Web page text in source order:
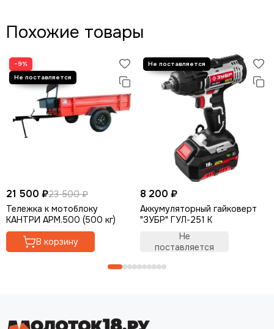
Похожие товары
−9%
21 500 ₽23 500 ₽
Тележка к мотоблоку
КАНТРИ АРМ.500 (500 кг)
В корзину
8 200 ₽
Аккумуляторный гайковерт
"ЗУБР" ГУЛ-251 К
Не
поставляется